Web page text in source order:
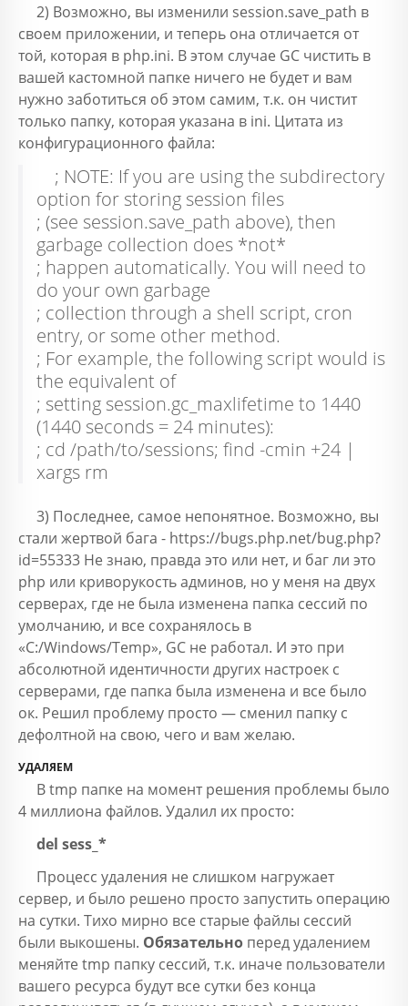
2) Возможно, вы изменили session.save_path в
своем приложении, и теперь она отличается от
той, которая в php.ini. В этом случае GC чистить в
вашей кастомной папке ничего не будет и вам
нужно заботиться об этом самим, т.к. он чистит
только папку, которая указана в ini. Цитата из
конфигурационного файла:
; NOTE: If you are using the subdirectory
option for storing session files
; (see session.save_path above), then
garbage collection does *not*
; happen automatically. You will need to
do your own garbage
; collection through a shell script, cron
entry, or some other method.
; For example, the following script would is
the equivalent of
; setting session.gc_maxlifetime to 1440
(1440 seconds = 24 minutes):
; cd /path/to/sessions; find -cmin +24 |
xargs rm
3) Последнее, самое непонятное. Возможно, вы
стали жертвой бага - https://bugs.php.net/bug.php?
id=55333 Не знаю, правда это или нет, и баг ли это
php или криворукость админов, но у меня на двух
серверах, где не была изменена папка сессий по
умолчанию, и все сохранялось в
«C:/Windows/Temp», GC не работал. И это при
абсолютной идентичности других настроек с
серверами, где папка была изменена и все было
ок. Решил проблему просто — сменил папку с
дефолтной на свою, чего и вам желаю.
УДАЛЯЕМ
В tmp папке на момент решения проблемы было
4 миллиона файлов. Удалил их просто:
del sess_*
Процесс удаления не слишком нагружает
сервер, и было решено просто запустить операцию
на сутки. Тихо мирно все старые файлы сессий
были выкошены. Обязательно перед удалением
меняйте tmp папку сессий, т.к. иначе пользователи
вашего ресурса будут все сутки без конца